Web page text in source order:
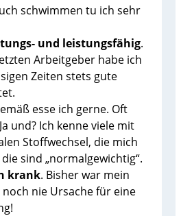
schwimmen tu ich sehr
und leistungsfähig.
Arbeitgeber habe ich
Zeiten stets gute
esse ich gerne. Oft
und? Ich kenne viele mit
Stoffwechsel, die mich
sind „normalgewichtig“.
krank. Bisher war mein
nie Ursache für eine